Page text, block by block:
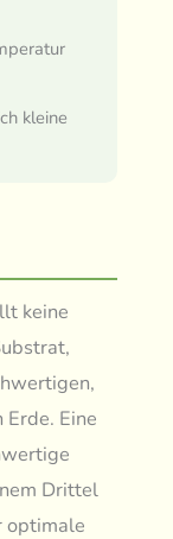
kleine
keine
Eine
Drittel
optimale